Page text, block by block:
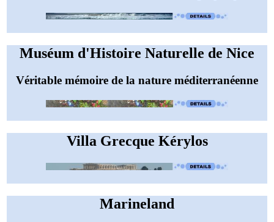
Muséum d'Histoire Naturelle de Nice
Véritable mémoire de la nature méditerranéenne
Villa Grecque Kérylos
Marineland